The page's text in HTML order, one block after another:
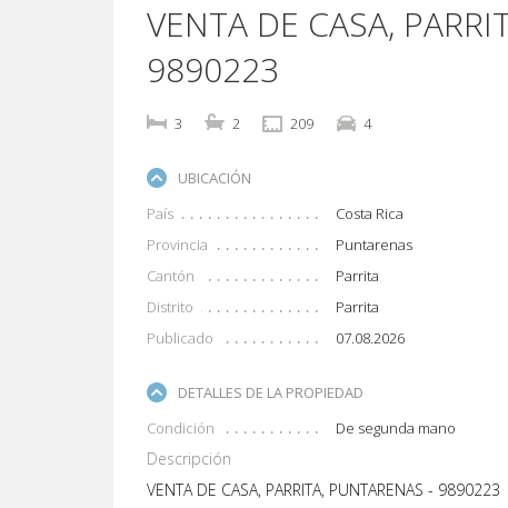
VENTA DE CASA,
9890223
3 2 209 4
UBICACIÓN
País
Costa Rica
Provincia
Puntarenas
Cantón
Parrita
Distrito
Parrita
Publicado
07.08.2026
DETALLES DE LA PROPIEDAD
Condición
De segunda mano
Descripción
VENTA DE CASA, PARRITA, PUNTARENAS - 9890223